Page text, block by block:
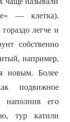
— клетка).
легче и
собственно
например,
новым. Более
подвижное
наполнив его
тур катили